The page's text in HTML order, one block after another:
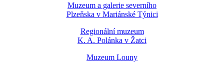
Muzeum a galerie severního
Plzeňska v Mariánské Týnici
Regionální muzeum
K. A. Polánka v Žatci
Muzeum Louny